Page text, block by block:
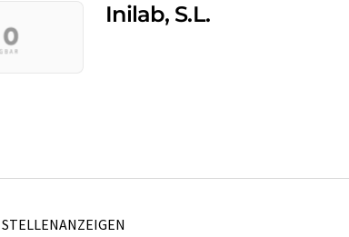
Inilab, S.L.
STELLENANZEIGEN